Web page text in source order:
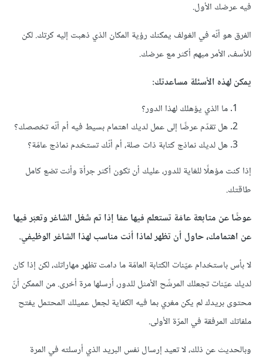
فيه عرضك الأول.
الفرق هو أنّه في الغولف يمكنك رؤية المكان الذي ذهبت إليه كرتك. لكن
للأسف، الأمر مبهم أكثر مع عرضك.
يمكن لهذه الأسئلة مساعدتك:
ما الذي يؤهلك لهذا الدور؟
هل تقدّم عرضًا إلى عمل لديك اهتمام بسيط فيه أم أنّه تخصصك؟
هل لديك نماذج كتابة ذات صلة، أم أنّك تستخدم نماذج عامّة؟
إذا كنت مؤهلًا للغاية للدور، عليك أن تكون أكثر جرأة وأنت تضع كامل
طاقتك.
عوضًا عن متابعة عامّة تستعلم فيها عمّا إذا تم شَغل الشاغر وتعبّر فيها
عن اهتمامك، حاول أن تظهر لماذا أنت مناسب لهذا الشاغر الوظيفي.
لا بأس باستخدام عيّنات الكتابة العامّة ما دامت تظهر مهاراتك، لكن إذا كان
لديك عيّنات تجعلك المرشّح الأمثل للدور، أرسلها مرة أخرى. من الممكن أنّ
محتوى بريدك لم يكن مغري بما فيه الكفاية لجعل عميلك المحتمل يفتح
ملفاتك المرفقة في المرّة الأولى.
وبالحديث عن ذلك، لا تعيد إرسال نفس البريد الذي أرسلته في المرة